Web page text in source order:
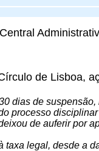
de Lisboa,
dias de
processo disciplinar
de auferir por
legal, desde a